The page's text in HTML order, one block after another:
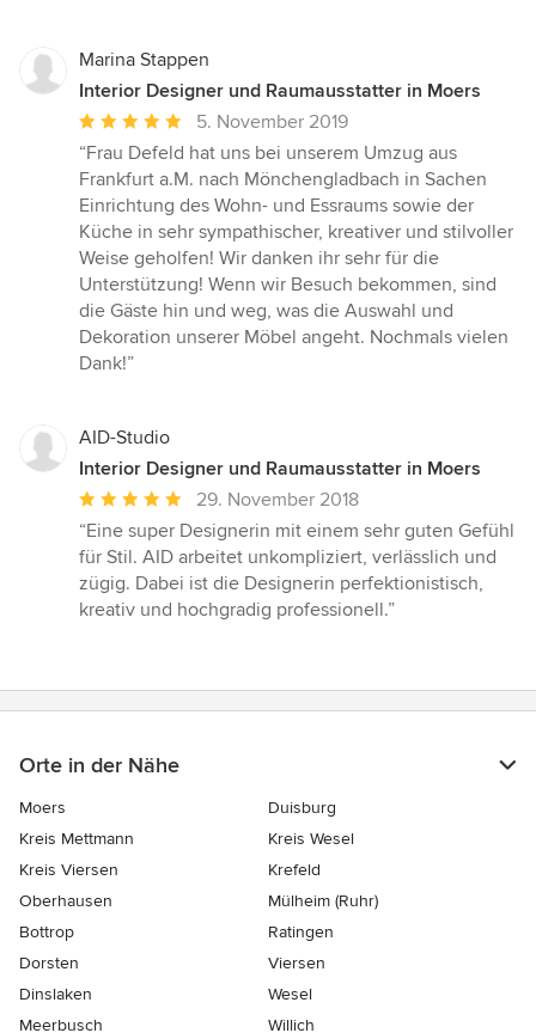
Marina Stappen
Interior Designer und Raumausstatter in Moers
Durchschnittliche
Bewertung:
5
von
5
Sternen
5. November 2019
“Frau Defeld hat uns bei unserem Umzug aus
Frankfurt a.M. nach Mönchengladbach in Sachen
Einrichtung des Wohn- und Essraums sowie der
Küche in sehr sympathischer, kreativer und stilvoller
Weise geholfen! Wir danken ihr sehr für die
Unterstützung! Wenn wir Besuch bekommen, sind
die Gäste hin und weg, was die Auswahl und
Dekoration unserer Möbel angeht. Nochmals vielen
Dank!”
AID-Studio
Interior Designer und Raumausstatter in Moers
Durchschnittliche
Bewertung:
5
von
5
29. November 2018
“Eine super Designerin mit einem sehr guten Gefühl
für Stil. AID arbeitet unkompliziert, verlässlich und
zügig. Dabei ist die Designerin perfektionistisch,
kreativ und hochgradig professionell.”
Orte in der Nähe
Moers
Duisburg
Kreis Mettmann
Kreis Wesel
Kreis Viersen
Krefeld
Oberhausen
Mülheim (Ruhr)
Bottrop
Ratingen
Dorsten
Viersen
Dinslaken
Wesel
Meerbusch
Willich